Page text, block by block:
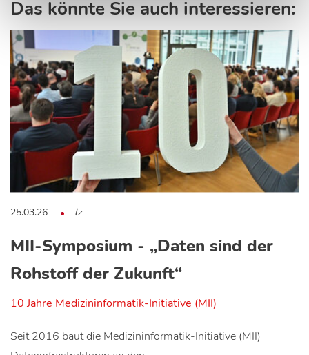
Das könnte Sie auch interessieren:
25.03.26 lz
MII-Symposium - „Daten sind der
Rohstoff der Zukunft“
10 Jahre Medizininformatik-Initiative (MII)
Seit 2016 baut die Medizininformatik-Initiative (MII)